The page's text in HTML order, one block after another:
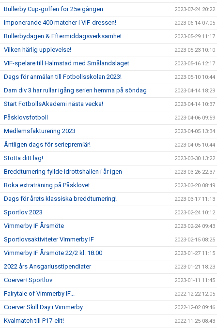
Bullerby Cup-golfen för 25e gången 2023-07-24 20:22
Imponerande 400 matcher i VIF-dressen! 2023-06-14 07:05
Bullerbydagen & Eftermiddagsverksamhet 2023-05-29 11:17
Vilken härlig upplevelse! 2023-05-23 10:10
VIF-spelare till Halmstad med Smålandslaget 2023-05-16 12:17
Dags för anmälan till Fotbollsskolan 2023! 2023-05-10 10:44
Dam div 3 har rullar igång serien hemma på söndag 2023-04-14 18:29
Start FotbollsAkademi nästa vecka! 2023-04-14 10:37
Påsklovsfotboll 2023-04-06 09:59
Medlemsfakturering 2023 2023-04-05 13:34
Äntligen dags för seriepremiär! 2023-04-05 10:44
Stötta ditt lag! 2023-03-30 13:22
Breddturnering fyllde Idrottshallen i år igen 2023-03-26 22:37
Boka extraträning på Påsklovet 2023-03-20 08:49
Dags för årets klassiska breddturnering! 2023-03-17 11:13
Sportlov 2023 2023-02-24 10:12
Vimmerby IF Årsmöte 2023-02-24 09:43
Sportlovsaktiviteter Vimmerby IF 2023-02-15 08:25
Vimmerby IF Årsmöte 22/2 kl. 18.00 2023-01-27 11:15
2022 års Ansgariusstipendiater 2023-01-21 18:23
Coerver+Sportlov 2023-01-11 11:45
Fairytale of Vimmerby IF... 2022-12-22 12:05
Coerver Skill Day i Vimmerby 2022-12-02 09:46
Kvalmatch till P17-elit! 2022-11-25 08:43